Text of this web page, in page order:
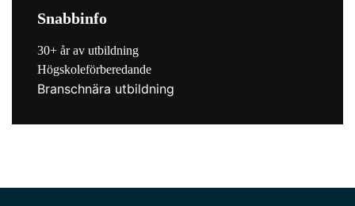
Snabbinfo
30+ år av utbildning
Högskoleförberedande
Branschnära utbildning